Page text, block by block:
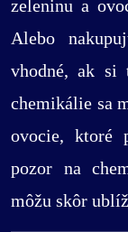
zeleninu a
Alebo
vhodné, ak si
chemikálie sa
ovocie, ktoré
pozor na
môžu skôr